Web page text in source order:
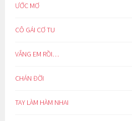
ƯỚC MƠ
CÔ GÁI CƠ TU
VẮNG EM RỒI…
CHÁN ĐỜI
TAY LÀM HÀM NHAI